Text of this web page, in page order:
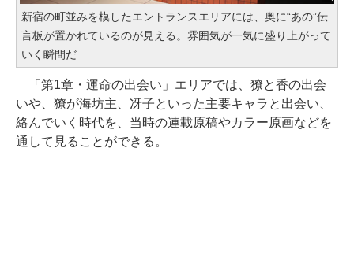
新宿の町並みを模したエントランスエリアには、奥に“あの”伝
言板が置かれているのが見える。雰囲気が一気に盛り上がって
いく瞬間だ
「第1章・運命の出会い」エリアでは、獠と香の出会
いや、獠が海坊主、冴子といった主要キャラと出会い、
絡んでいく時代を、当時の連載原稿やカラー原画などを
通して見ることができる。